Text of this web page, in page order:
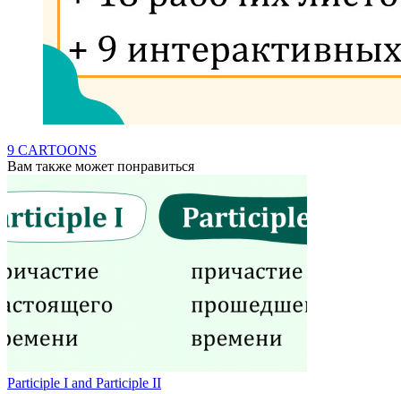
9 CARTOONS
Вам также может понравиться
Participle I and Participle II